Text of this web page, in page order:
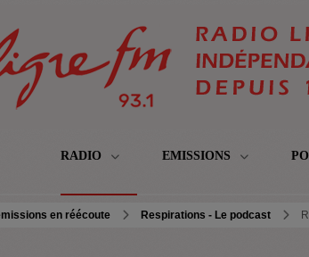
RADIO EMISSIONS
en réécoute Respirations - Le podcast